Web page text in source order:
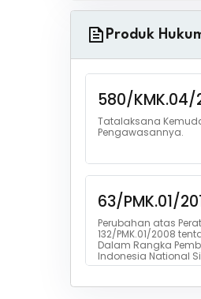
Produk
580/KMK.04/
Tatalaksana
Pengawasannya.
63/PMK.01/
Perubahan atas
132/PMK.01/2008
Dalam Rangka
Indonesia National